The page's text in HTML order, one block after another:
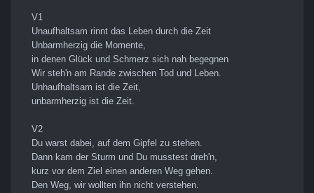
V1
Unaufhaltsam rinnt das Leben durch die Zeit
Unbarmherzig die Momente,
in denen Glück und Schmerz sich nah begegnen
Wir steh'n am Rande zwischen Tod und Leben.
Unhaufhaltsam ist die Zeit,
unbarmherzig ist die Zeit.
V2
Du warst dabei, auf dem Gipfel zu stehen.
Dann kam der Sturm und Du musstest dreh'n,
kurz vor dem Ziel einen anderen Weg gehen.
Den Weg, wir wollten ihn nicht verstehen.